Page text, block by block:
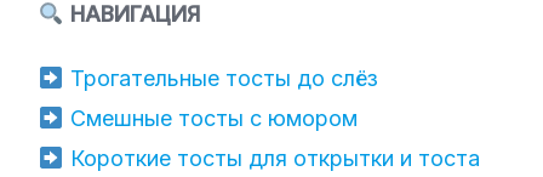
НАВИГАЦИЯ
Трогательные тосты до слёз
Смешные тосты с юмором
Короткие тосты для открытки и тоста